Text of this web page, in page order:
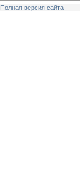
Полная версия сайта